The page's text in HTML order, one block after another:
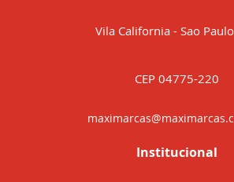
Vila California - Sao
CEP 04775-220
Institucional